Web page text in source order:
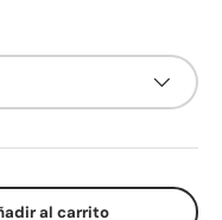
al carrito